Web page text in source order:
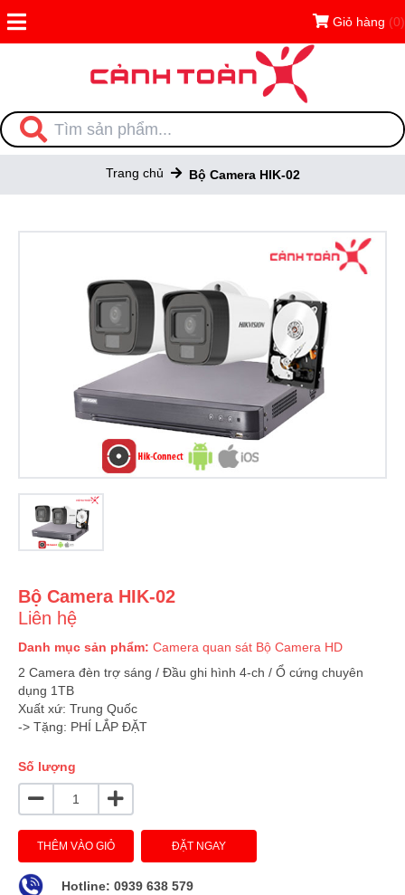
Giỏ hàng (0)
Trang chủ Bộ Camera HIK-02
Bộ Camera HIK-02
Liên hệ
Danh mục sản phẩm: Camera quan sát Bộ Camera HD
2 Camera đèn trợ sáng / Đầu ghi hình 4-ch / Ổ cứng chuyên
dụng 1TB
Xuất xứ: Trung Quốc
-> Tặng: PHÍ LẮP ĐẶT
Số lượng
THÊM VÀO GIỎ ĐẶT NGAY
Hotline: 0939 638 579